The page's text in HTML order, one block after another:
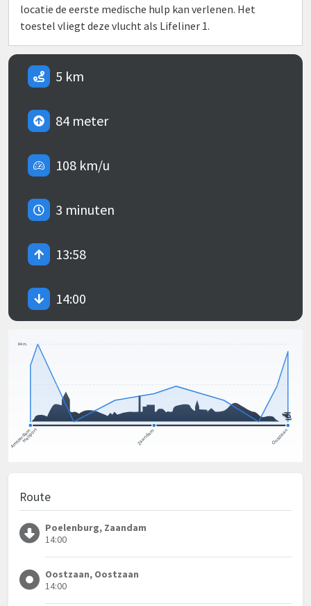
locatie de eerste medische hulp kan verlenen. Het
toestel vliegt deze vlucht als Lifeliner 1.
5 km
84 meter
108 km/u
3 minuten
13:58
14:00
Route
Poelenburg, Zaandam
14:00
Oostzaan, Oostzaan
14:00